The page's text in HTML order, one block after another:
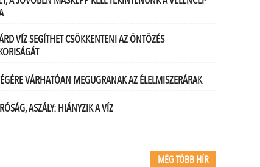
VÍZ SEGÍTHET CSÖKKENTENI AZ ÖNTÖZÉS
VÁRHATÓAN MEGUGRANAK AZ ÉLELMISZERÁRAK
ASZÁLY: HIÁNYZIK A VÍZ
MÉG TÖBB HÍR